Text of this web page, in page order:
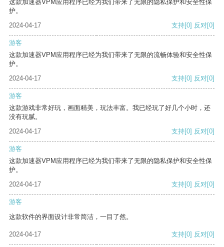
这款加速器VPM应用程序已经为我们带来了无限的隐私保护和安全性保
护。
2024-04-17
支持[0] 反对[0]
游客
这款加速器VPM应用程序已经为我们带来了无限的流畅体验和安全性保
护。
2024-04-17
支持[0] 反对[0]
游客
这款游戏非常好玩，画面精美，玩法丰富。我已经玩了好几个小时，还
没有玩腻。
2024-04-17
支持[0] 反对[0]
游客
这款加速器VPM应用程序已经为我们带来了无限的隐私保护和安全性保
护。
2024-04-17
支持[0] 反对[0]
游客
这款软件的界面设计非常简洁，一目了然。
2024-04-17 支持[0] 反对[0]